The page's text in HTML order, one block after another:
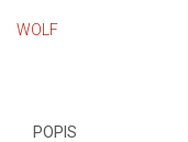
WOLF
POPIS